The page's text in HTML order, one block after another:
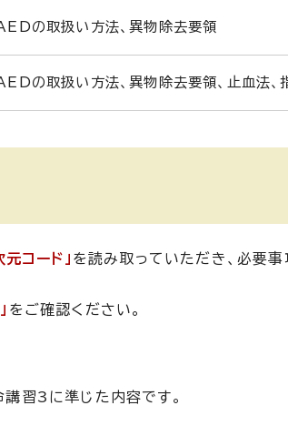
の取扱い方法、異物除去要領
の取扱い方法、異物除去要領、止血法、
元コード」 を読み取っていただき、必要事
をご確認ください。
習3に準じた内容です。